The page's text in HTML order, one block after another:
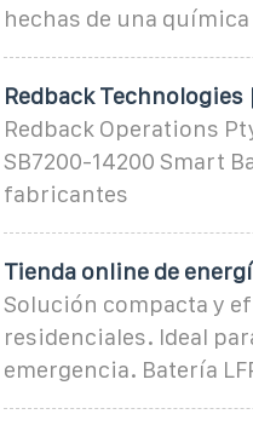
hechas de una
Redback Technologies
Redback Operations
SB7200-14200 Smart
fabricantes
Tienda online de
Solución compacta y
residenciales. Ideal
emergencia. Batería